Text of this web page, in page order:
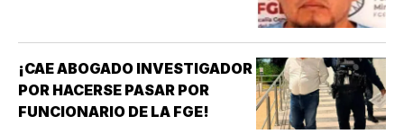
¡CAE ABOGADO INVESTIGADOR
POR HACERSE PASAR POR
FUNCIONARIO DE LA FGE!